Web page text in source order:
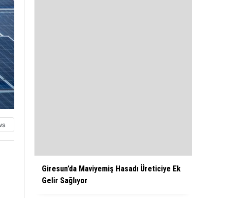
Giresun’da Maviyemiş Hasadı Üreticiye Ek
Gelir Sağlıyor